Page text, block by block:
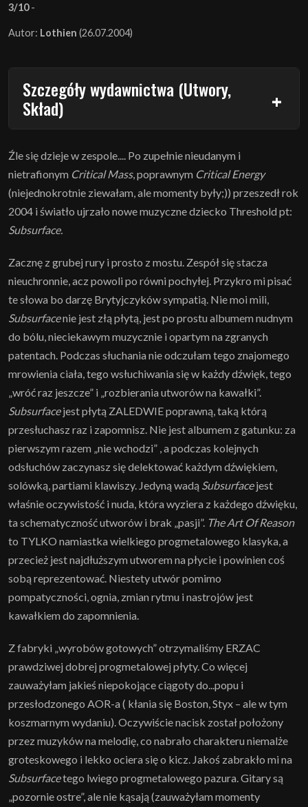
3/10-
Autor: Lothien (26.07.2004)
Szczegóły wydawnictwa (Utwory,
Skład)
Źle się dzieje w zespole.... Po zupełnie nieudanym i
nietrafionym Critical Mass, poprawnym Critical Energy
(niejednokrotnie ziewałam, ale momenty były;)) przeszedł rok
2004 i światło ujrzało nowe muzyczne dziecko Threshold pt:
Subsurface.
Zacznę z grubej rury i prosto z mostu. Zespół się stacza
nieuchronnie, acz powoli po równi pochyłej. Przykro mi pisać
te słowa bo darzę Brytyjczyków sympatią. Nie moi mili,
Subsurfacenie jest złą płytą, jest po prostu albumem nudnym
do bólu, nieciekawym muzycznie i opartym na zgranych
patentach. Podczas słuchania nie odczułam tego znajomego
mrowienia ciała, tego wsłuchiwania się w każdy dźwięk, tego
„wróć raz jeszcze” i „rozbierania utworów na kawałki”.
Subsurfacejest płytą ZALEDWIE poprawną, taką którą
przesłuchasz raz i zapomnisz. Nie jest albumem z gatunku: za
pierwszym razem „nie wchodzi” , a podczas kolejnych
odsłuchów zaczynasz się delektować każdym dźwiękiem,
solówką, partiami klawiszy. Jedyną wadą Subsurfacejest
właśnie oczywistość i nuda, która wyziera z każdego dźwięku,
ta schematyczność utworów i brak „pasji”. The Art Of Reason
to TYLKO namiastka wielkiego progmetalowego klasyka, a
przecież jest najdłuższym utworem na płycie i powinien coś
sobą reprezentować. Niestety utwór pomimo
pompatyczności, ognia, zmian rytmu i nastrojów jest
kawałkiem do zapomnienia.
Z fabryki „wyrobów gotowych” otrzymaliśmy ERZAC
prawdziwej dobrej progmetalowej płyty. Co więcej
zauważyłam jakieś niepokojące ciągoty do...popu i
przesłodzonego AOR-a ( kłania się Boston, Styx – ale w tym
koszmarnym wydaniu). Oczywiście nacisk został położony
przez muzyków na melodię, co nabrało charakteru niemalże
groteskowego i lekko ociera się o kicz. Jakoś zabrakło mi na
Subsurfacetego lwiego progmetalowego pazura. Gitary są
„pozornie ostre”, ale nie kąsają (zauważyłam momenty